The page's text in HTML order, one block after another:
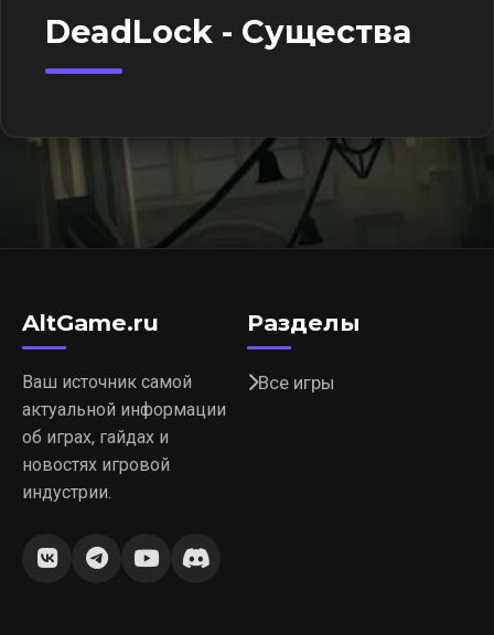
DeadLock - Существа
AltGame.ru
Ваш источник самой
актуальной информации
об играх, гайдах и
новостях игровой
индустрии.
Разделы
Все игры